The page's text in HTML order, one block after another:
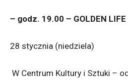
– godz. 19.00 – GOLDEN LIFE
28 stycznia (niedziela)
W Centrum Kultury i Sztuki –